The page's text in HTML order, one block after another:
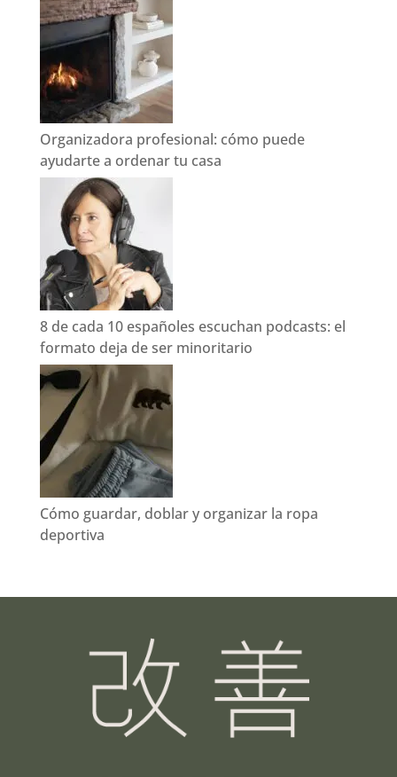
Organizadora profesional: cómo puede
ayudarte a ordenar tu casa
8 de cada 10 españoles escuchan podcasts: el
formato deja de ser minoritario
Cómo guardar, doblar y organizar la ropa
deportiva